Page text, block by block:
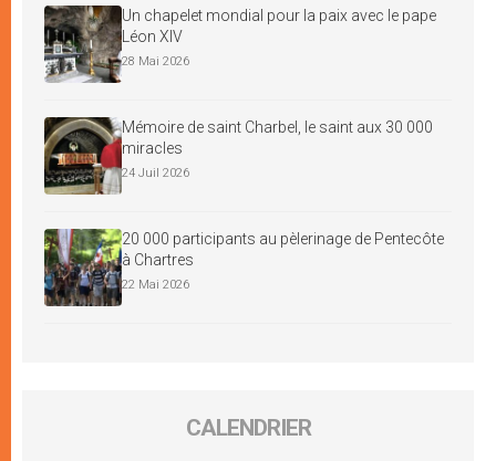
Un chapelet mondial pour la paix avec le pape
Léon XIV
28 Mai 2026
Mémoire de saint Charbel, le saint aux 30 000
miracles
24 Juil 2026
20 000 participants au pèlerinage de Pentecôte
à Chartres
22 Mai 2026
CALENDRIER